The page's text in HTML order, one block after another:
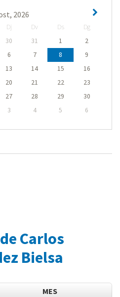
2026
Dj Dv Ds
Dg
30 31 1
2
6 7 8
9
13 14 15
16
20 21 22
23
27 28 29
30
3 4 5 6
Carlos
Bielsa
MES